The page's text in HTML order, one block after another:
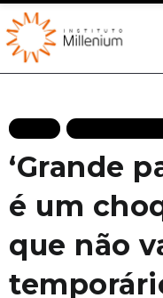
‘Grande
é um
que não